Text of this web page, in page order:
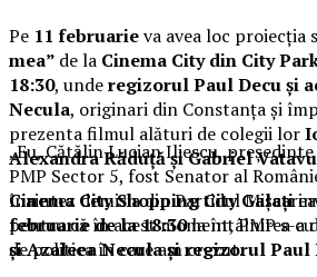
„Eu, Cătălin Lucian Iliescu,
PMP Sector 5, fost Senator al
înaintez demisia din Partidul
pentru că în acest moment, PMP s-a
de politica în care am crezut.
Pe 11 februarieva avea loc proiecția
mea” de la Cinema City din City
18:30, underegizorul Paul Decu și
Necula, originari din Constanța și
prezenta filmul alături de colegii lor
Alexandra Răduță și Gabriel
Cinema City Shopping City Galați
februarie de la 18:30la întâlnirea
și Azaleea Necula și regizorul Paul